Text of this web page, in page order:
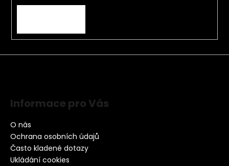
Informace pro Vás
O nás
Ochrana osobních údajů
Často kladené dotazy
Ukládání cookies